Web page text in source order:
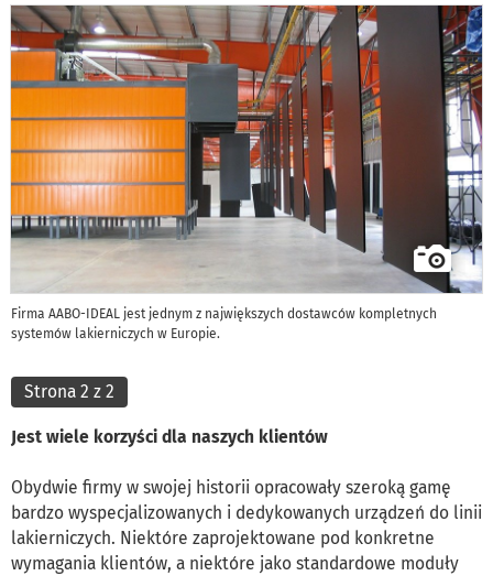
Firma AABO-IDEAL jest jednym z największych dostawców kompletnych
systemów lakierniczych w Europie.
Strona 2 z 2
Jest wiele korzyści dla naszych klientów
Obydwie firmy w swojej historii opracowały szeroką gamę
bardzo wyspecjalizowanych i dedykowanych urządzeń do linii
lakierniczych. Niektóre zaprojektowane pod konkretne
wymagania klientów, a niektóre jako standardowe moduły